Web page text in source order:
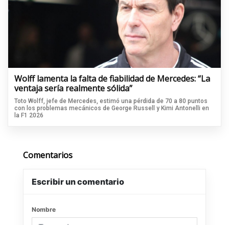
Wolff lamenta la falta de fiabilidad de Mercedes: “La
ventaja sería realmente sólida”
Toto Wolff, jefe de Mercedes, estimó una pérdida de 70 a 80 puntos
con los problemas mecánicos de George Russell y Kimi Antonelli en
la F1 2026
Comentarios
Escribir un comentario
Nombre